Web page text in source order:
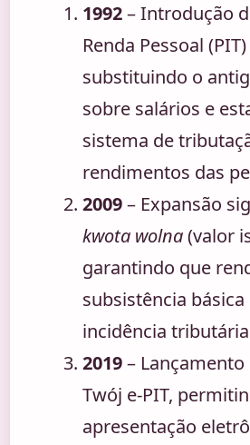
1992– Introdução
Renda Pessoal
substituindo o
sobre salários e
sistema de
rendimentos das
2009– Expansão
kwota wolna(valor
garantindo que
subsistência
incidência
2019–
Twój e-PIT,
apresentação